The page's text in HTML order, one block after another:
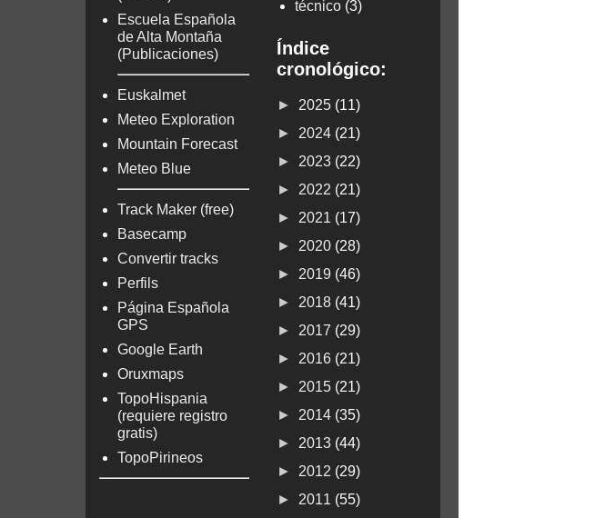
Escuela Española
de Alta Montaña
(Publicaciones)
Euskalmet
Meteo Exploration
Mountain Forecast
Meteo Blue
Track Maker (free)
Basecamp
Convertir tracks
Perfils
Página Española
GPS
Google Earth
Oruxmaps
TopoHispania
(requiere registro
gratis)
TopoPirineos
técnico (3)
Índice
cronológico:
► 2025 (11)
► 2024 (21)
► 2023 (22)
► 2022 (21)
► 2021 (17)
► 2020 (28)
► 2019 (46)
► 2018 (41)
► 2017 (29)
► 2016 (21)
► 2015 (21)
► 2014 (35)
► 2013 (44)
► 2012 (29)
► 2011 (55)